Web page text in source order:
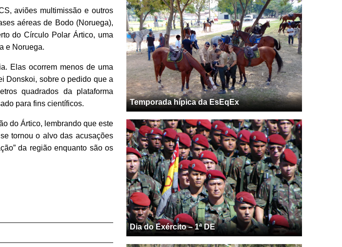
aviões multimissão e outros
aéreas de Bodo (Noruega),
do Círculo Polar Ártico, uma
e Noruega.
Elas ocorrem menos de uma
Donskoi, sobre o pedido que a
quadrados da plataforma
para fins científicos.
do Ártico, lembrando que este
tornou o alvo das acusações
da região enquanto são os
Temporada hípica da EsEqEx
Dia do Exército – 1ª DE